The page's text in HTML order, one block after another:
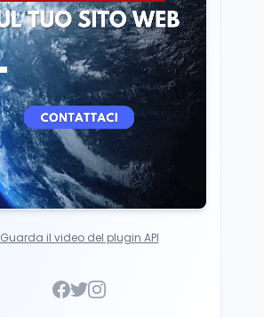
Spesa culturale in
Lombardia da record,
ma la voragine Nord-
Sud triplica
Guarda il video del plugin API